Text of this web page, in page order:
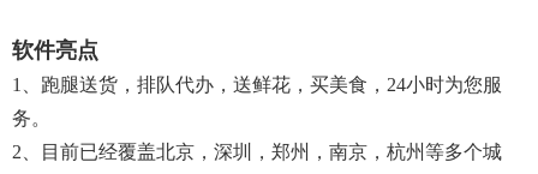
软件亮点
1、跑腿送货，排队代办，送鲜花，买美食，24小时为您服
务。
2、目前已经覆盖北京，深圳，郑州，南京，杭州等多个城